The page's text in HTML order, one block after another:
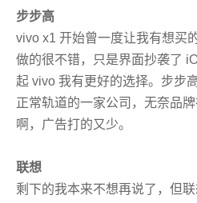
步步高
vivo x1 开始曾一度让我有想买
做的很不错，只是界面抄袭了
起 vivo 我有更好的选择。步步
正常轨道的一家公司，无奈品
啊，广告打的又少。
联想
剩下的我本来不想再说了，但